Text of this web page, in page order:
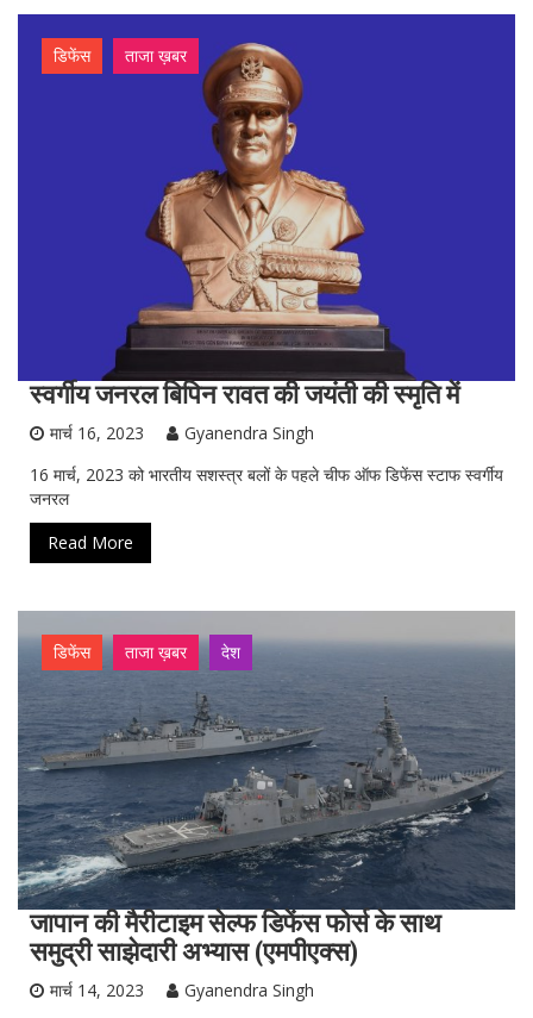
डिफेंस ताजा ख़बर
स्वर्गीय जनरल बिपिन रावत की जयंती की स्मृति में
मार्च 16, 2023
Gyanendra Singh
16 मार्च, 2023 को भारतीय सशस्त्र बलों के पहले चीफ ऑफ डिफेंस स्टाफ स्वर्गीय
जनरल
Read More
डिफेंस ताजा ख़बर देश
जापान की मैरीटाइम सेल्फ डिफेंस फोर्स के साथ
समुद्री साझेदारी अभ्यास (एमपीएक्स)
मार्च 14, 2023
Gyanendra Singh